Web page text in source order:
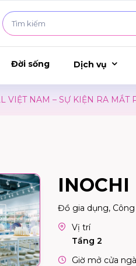
Đời sống Dịch vụ
– SỰ KIỆN RA MẮT PHIM
INOCHI
Đồ gia dụng,
Vị trí
Tầng 2
Giờ mở cửa